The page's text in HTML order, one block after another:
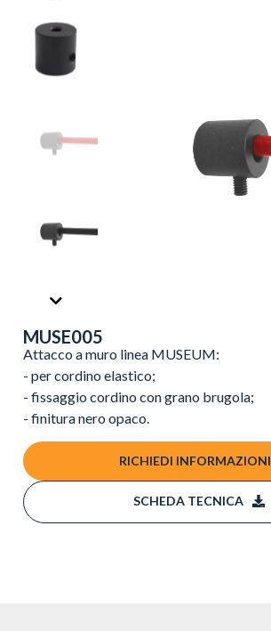
MUSE005
Attacco a muro linea MUSEUM:
- per cordino elastico;
- fissaggio cordino con grano brugola;
- finitura nero opaco.
RICHIEDI INFORMAZIONI
SCHEDA TECNICA